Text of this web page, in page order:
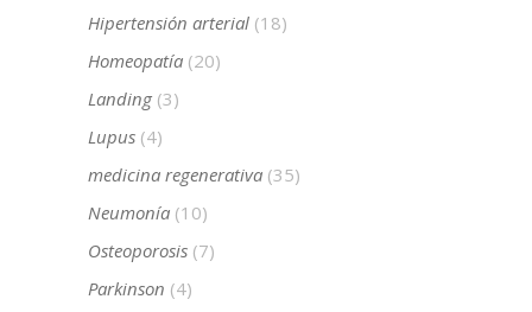
Hipertensión arterial (18)
Homeopatía (20)
Landing (3)
Lupus (4)
medicina regenerativa (35)
Neumonía (10)
Osteoporosis (7)
Parkinson (4)